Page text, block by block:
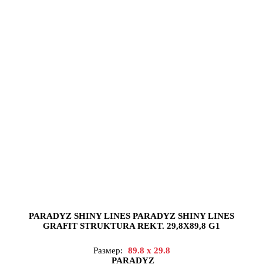
PARADYZ SHINY LINES PARADYZ SHINY LINES
GRAFIT STRUKTURA REKT. 29,8X89,8 G1
Размер:
89.8 x 29.8
PARADYZ